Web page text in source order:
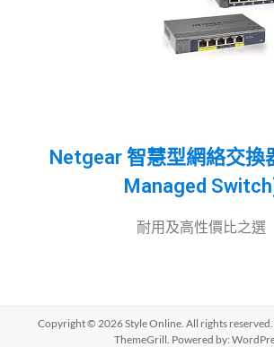
Netgear 智慧型網絡交換
Managed
耐用及高性價比之選
Copyright © 2026Style Online. All rights
ThemeGrill. Powered by: